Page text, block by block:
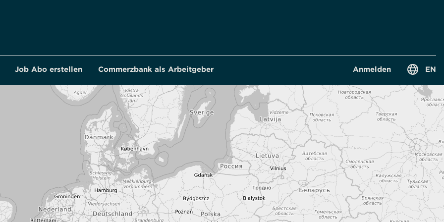
Job Abo erstellen Commerzbank als Arbeitgeber Anmelden EN